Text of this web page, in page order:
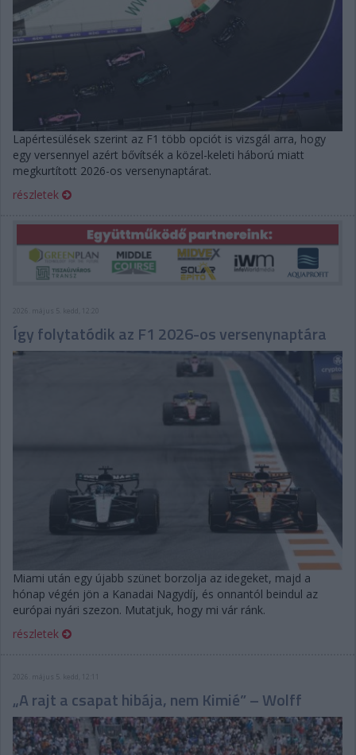
Lapértesülések szerint az F1 több opciót is vizsgál arra, hogy
egy versennyel azért bővítsék a közel-keleti háború miatt
megkurtított 2026-os versenynaptárat.
részletek
2026. május 5. kedd, 12:20
Így folytatódik az F1 2026-os versenynaptára
Miami után egy újabb szünet borzolja az idegeket, majd a
hónap végén jön a Kanadai Nagydíj, és onnantól beindul az
európai nyári szezon. Mutatjuk, hogy mi vár ránk.
részletek
2026. május 5. kedd, 12:11
„A rajt a csapat hibája, nem Kimié” – Wolff